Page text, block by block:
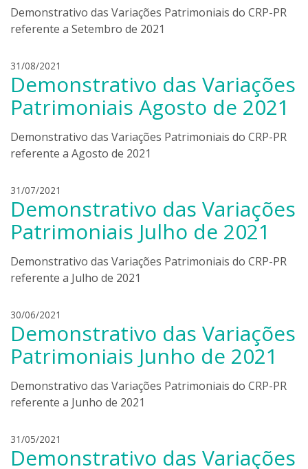
o
b
e
s
i
Demonstrativo das Variações Patrimoniais do CRP-PR
referente a Setembro de 2021
31/08/2021
e
a
n
r
o
i
e
s
k
Demonstrativo das Variações
Patrimoniais Agosto de 2021
Demonstrativo das Variações Patrimoniais do CRP-PR
referente a Agosto de 2021
31/07/2021
e
a
n
r
o
i
e
s
k
Demonstrativo das Variações
Patrimoniais Julho de 2021
Demonstrativo das Variações Patrimoniais do CRP-PR
referente a Julho de 2021
30/06/2021
e
a
n
r
o
i
Demonstrativo das Variações
Patrimoniais Junho de 2021
Demonstrativo das Variações Patrimoniais do CRP-PR
referente a Junho de 2021
31/05/2021
e
Demonstrativo das Variações